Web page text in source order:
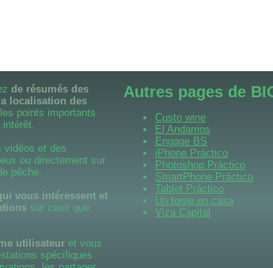
de résumés des
localisation des
points importants
vidéos et des
ou directement sur
pêche.
vous intéressent et
sur ceux que
utilisateur et vous
spécifiques
Autres pages de
Custo wine
El Andarrios
Engage BS
iPhone Práctico
Photoshop Práctico
SmartPhone Práctico
Tablet Práctico
Un torpe en casa
Viza Capital